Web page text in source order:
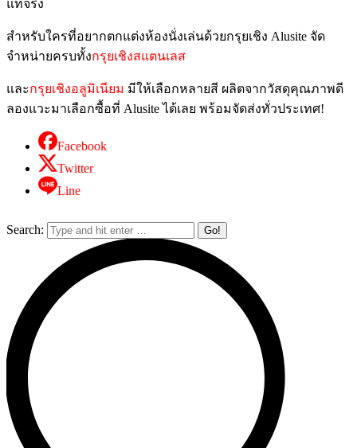
แท้จริง
สำหรับใครที่อยากตกแต่งห้องนั่งเล่นด้วยกรุยเชิง Alusite จัด
จำหน่ายครบทั้งกรุยเชิงสแตนเลส
และกรุยเชิงอลูมิเนียม มีให้เลือกหลายสี ผลิตจากวัสดุคุณภาพดี
ลองแวะมาเลือกซื้อที่ Alusite ได้เลย พร้อมจัดส่งทั่วประเทศ!
Facebook
Twitter
Line
Search: